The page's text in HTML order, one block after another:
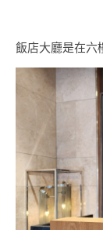
飯店大廳是在六